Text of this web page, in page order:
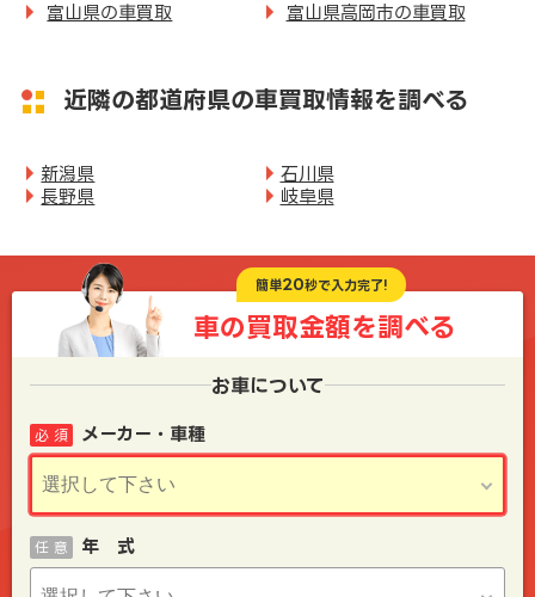
富山県の車買取 富山県高岡市の車買取
近隣の都道府県の車買取情報を調べる
新潟県
石川県
長野県
岐阜県
簡単20秒で入力完了!
車の買取金額を調べる
お車について
メーカー・車種
必 須
年 式
任 意